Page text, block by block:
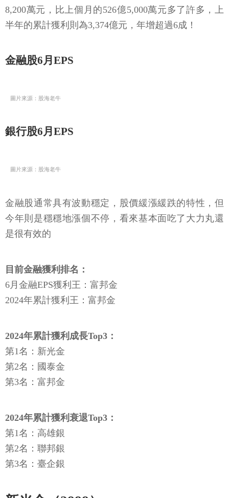
8,200萬元，比上個月的526億5,000萬元多了許多，上
半年的累計獲利則為3,374億元，年增超過6成！
金融股6月EPS
圖片來源：股海老牛
銀行股6月EPS
圖片來源：股海老牛
金融股通常具有波動穩定，股價緩漲緩跌的特性，但
今年則是穩穩地漲個不停，看來基本面吃了大力丸還
是很有效的
目前金融獲利排名：
️6月金融EPS獲利王：富邦金
2024年累計獲利王：富邦金
2024年累計獲利成長Top3：
第1名：新光金
第2名：國泰金
第3名：富邦金
2024年累計獲利衰退Top3：
第1名：高雄銀
第2名：聯邦銀
第3名：臺企銀